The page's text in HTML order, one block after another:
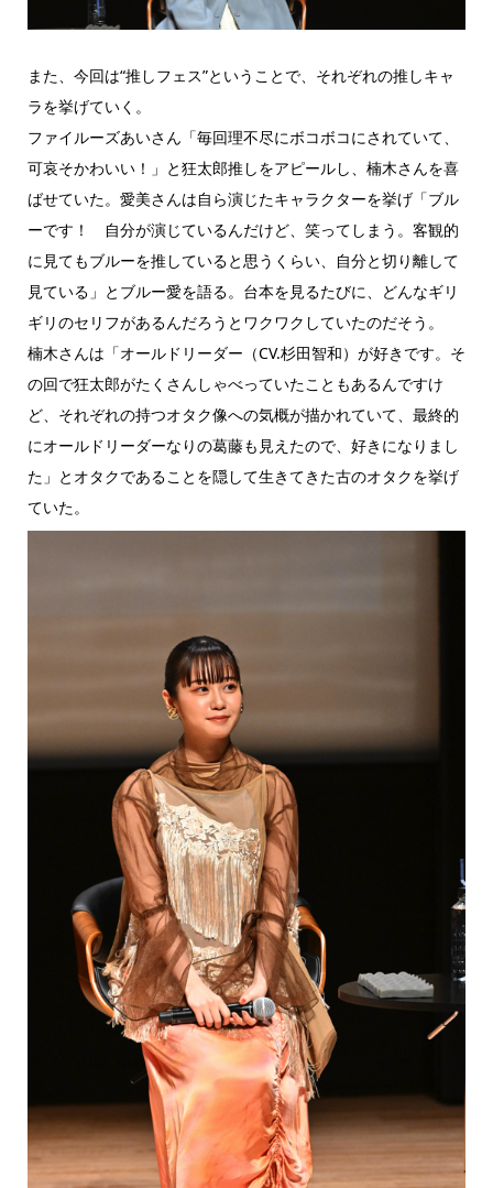
また、今回は“推しフェス”ということで、それぞれの推しキャ
ラを挙げていく。
ファイルーズあいさん「毎回理不尽にボコボコにされていて、
可哀そかわいい！」と狂太郎推しをアピールし、楠木さんを喜
ばせていた。愛美さんは自ら演じたキャラクターを挙げ「ブル
ーです！ 自分が演じているんだけど、笑ってしまう。客観的
に見てもブルーを推していると思うくらい、自分と切り離して
見ている」とブルー愛を語る。台本を見るたびに、どんなギリ
ギリのセリフがあるんだろうとワクワクしていたのだそう。
楠木さんは「オールドリーダー（CV.杉田智和）が好きです。そ
の回で狂太郎がたくさんしゃべっていたこともあるんですけ
ど、それぞれの持つオタク像への気概が描かれていて、最終的
にオールドリーダーなりの葛藤も見えたので、好きになりまし
た」とオタクであることを隠して生きてきた古のオタクを挙げ
ていた。